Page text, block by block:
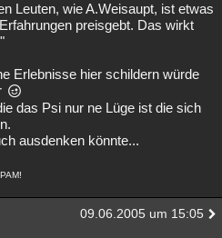
Leuten, wie A.Weisaupt, ist etwas
preisgebt. Das wirkt
Erlebnisse hier schildern würde
das Psi nur ne Lüge ist die sich
ausdenken könnte...
09.06.2005 um 15:05